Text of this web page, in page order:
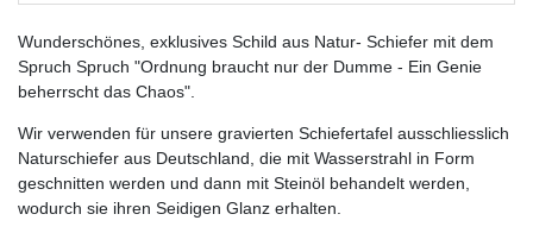
Wunderschönes, exklusives Schild aus Natur- Schiefer mit dem
Spruch Spruch "Ordnung braucht nur der Dumme - Ein Genie
beherrscht das Chaos".​
Wir verwenden für unsere gravierten Schiefertafel ausschliesslich
Naturschiefer aus Deutschland, die mit Wasserstrahl in Form
geschnitten werden und dann mit Steinöl behandelt werden,
wodurch sie ihren Seidigen Glanz erhalten.